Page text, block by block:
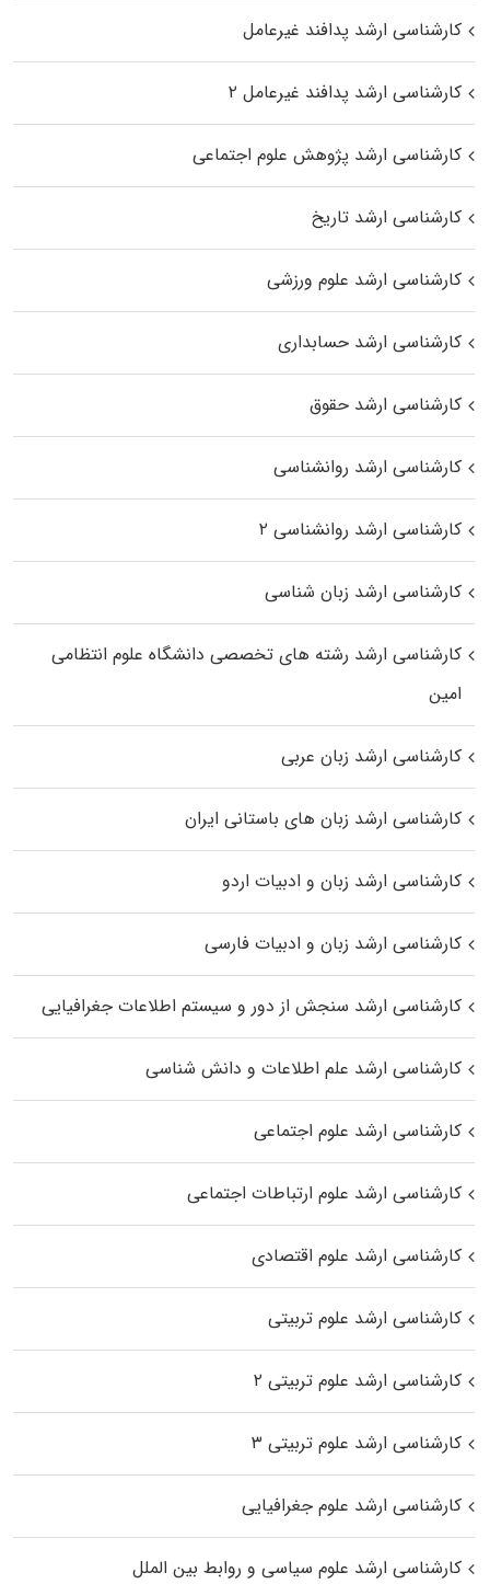
کارشناسی ارشد پدافند غیرعامل
کارشناسی ارشد پدافند غیرعامل ۲
کارشناسی ارشد پژوهش علوم اجتماعی
کارشناسی ارشد تاریخ
کارشناسی ارشد علوم ورزشی
کارشناسی ارشد حسابداری
کارشناسی ارشد حقوق
کارشناسی ارشد روانشناسی
کارشناسی ارشد روانشناسی ۲
کارشناسی ارشد زبان شناسی
کارشناسی ارشد رﺷﺘﻪ ﻫﺎی تخصصی داﻧﺸﮕﺎه ﻋﻠﻮم انتظامی
اﻣﻴﻦ
کارشناسی ارشد زبان عربی
کارشناسی ارشد زبان‌ های باستانی ایران
کارشناسی ارشد زبان و ادبیات اردو
کارشناسی ارشد زبان و ادبیات فارسی
کارشناسی ارشد سنجش از دور و سیستم اطلاعات جغرافیایی
کارشناسی ارشد علم اطلاعات و دانش شناسی
کارشناسی ارشد علوم اجتماعی
کارشناسی ارشد علوم ارتباطات اجتماعی
کارشناسی ارشد علوم اقتصادی
کارشناسی ارشد علوم تربیتی
کارشناسی ارشد علوم تربیتی ۲
کارشناسی ارشد علوم تربیتی ۳
کارشناسی ارشد علوم جغرافیایی
کارشناسی ارشد علوم سیاسی و روابط بین الملل